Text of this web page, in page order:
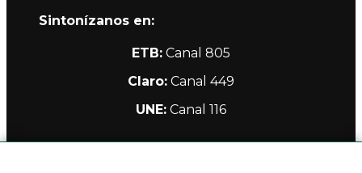
Sintonízanos en:
ETB: Canal 805
Claro: Canal 449
UNE: Canal 116